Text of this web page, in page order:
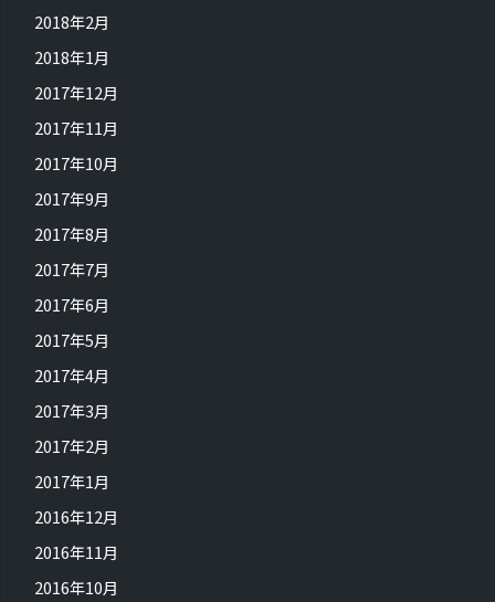
2018年2月
2018年1月
2017年12月
2017年11月
2017年10月
2017年9月
2017年8月
2017年7月
2017年6月
2017年5月
2017年4月
2017年3月
2017年2月
2017年1月
2016年12月
2016年11月
2016年10月